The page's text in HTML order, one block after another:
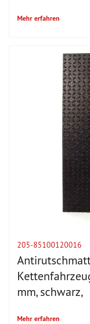
Mehr erfahren
205-85100120016
mm, schwarz,
Mehr erfahren